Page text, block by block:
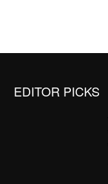
EDITOR PICKS